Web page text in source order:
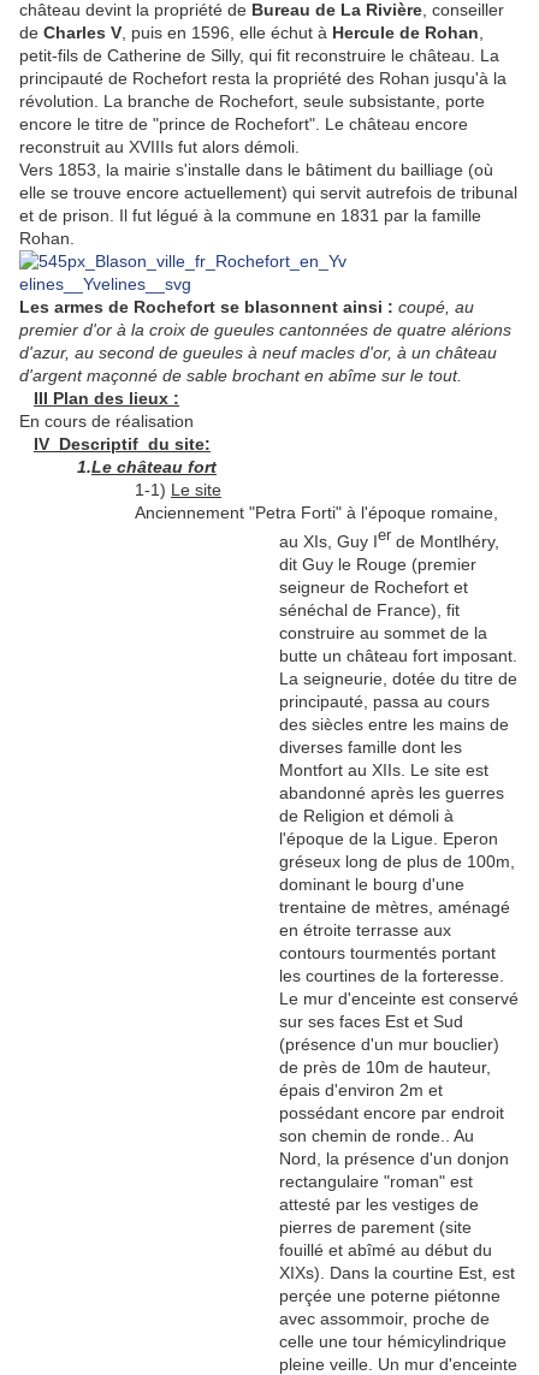
château devint la propriété de Bureau de La Rivière , conseiller
de Charles V , puis en 1596, elle échut à Hercule de Rohan
petit-fils de Catherine de Silly, qui fit reconstruire le château. La
principauté de Rochefort resta la propriété des Rohan jusqu'à la
révolution. La branche de Rochefort, seule subsistante, porte
encore le titre de "prince de Rochefort". Le château encore
reconstruit au XVIIIs fut alors démoli.
Vers 1853, la mairie s'installe dans le bâtiment du bailliage (où
elle se trouve encore actuellement) qui servit autrefois de tribunal
et de prison. Il fut légué à la commune en 1831 par la famille
Rohan.
Les armes de Rochefort se blasonnent ainsi : coupé, au
premier d'or à la croix de gueules cantonnées de quatre alérions
d'azur, au second de gueules à neuf macles d'or, à un château
d'argent maçonné de sable brochant en abîme sur le tout.
III Plan des lieux :
En cours de réalisation
IV Descriptif du site:
1.Le château fort
1-1) Le site
Anciennement "Petra Forti" à l'époque romaine,
au XIs, Guy Ier de Montlhéry,
dit Guy le Rouge (premier
seigneur de Rochefort et
sénéchal de France), fit
construire au sommet de la
butte un château fort imposant.
La seigneurie, dotée du titre de
principauté, passa au cours
des siècles entre les mains de
diverses famille dont les
Montfort au XIIs. Le site est
abandonné après les guerres
de Religion et démoli à
l'époque de la Ligue. Eperon
gréseux long de plus de 100m,
dominant le bourg d'une
trentaine de mètres, aménagé
en étroite terrasse aux
contours tourmentés portant
les courtines de la forteresse.
Le mur d'enceinte est conservé
sur ses faces Est et Sud
(présence d'un mur bouclier)
de près de 10m de hauteur,
épais d'environ 2m et
possédant encore par endroit
son chemin de ronde.. Au
Nord, la présence d'un donjon
rectangulaire "roman" est
attesté par les vestiges de
pierres de parement (site
fouillé et abîmé au début du
XIXs). Dans la courtine Est, est
perçée une poterne piétonne
avec assommoir, proche de
celle une tour hémicylindrique
pleine veille. Un mur d'enceinte